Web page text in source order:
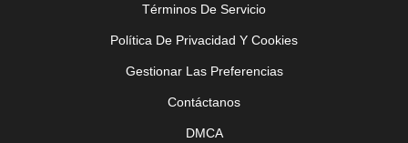
Términos De Servicio
Política De Privacidad Y Cookies
Gestionar Las Preferencias
Contáctanos
DMCA